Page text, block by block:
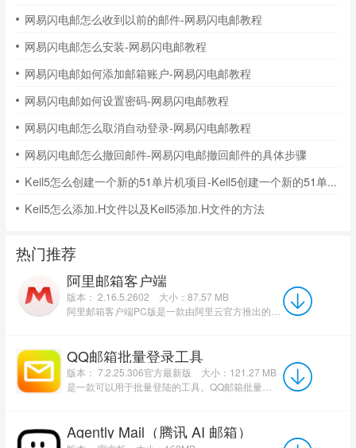
网易闪电邮怎么收到以前的邮件-网易闪电邮教程
网易闪电邮怎么安装-网易闪电邮教程
网易闪电邮如何添加邮箱账户-网易闪电邮教程
网易闪电邮如何设置密码-网易闪电邮教程
网易闪电邮怎么取消自动登录-网易闪电邮教程
网易闪电邮怎么撤回邮件-网易闪电邮撤回邮件的具体步骤
Keil5怎么创建一个新的51单片机项目-Keil5创建一个新的51单片机项目的方法
Keil5怎么添加.H文件以及Keil5添加.H文件的方法
热门推荐
阿里邮箱客户端
版本： 2.16.5.2602
大小：87.57 MB
QQ邮箱批量登录工具
版本： 7.2.25.306官方最新版
大小：121.27 MB
是一款可以用于批量登陆的工具。QQ邮箱批量查看工具可以方便快速批量登录QQ邮箱，查看相关邮件。QQ邮箱批量...
Agently Mail（腾讯 AI 邮箱）